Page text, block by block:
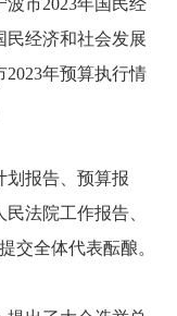
市2023年国民经
民经济和社会发展
年预算执行情
划报告、预算报
法院工作报告、
交全体代表酝酿。